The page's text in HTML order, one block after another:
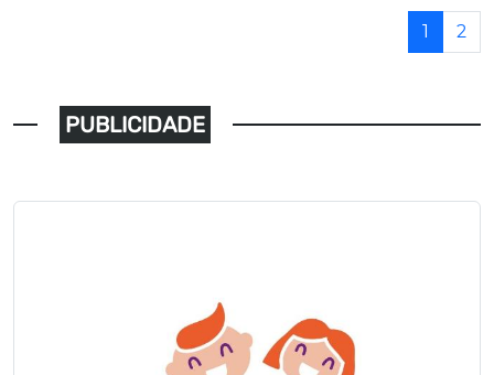
1 2
PUBLICIDADE